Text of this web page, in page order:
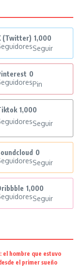
(Twitter) 1,000
Seguir
0
Pin
1,000
Seguir
0
Seguir
1,000
Seguir
el hombre que estuvo
el primer sueño